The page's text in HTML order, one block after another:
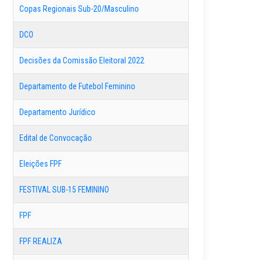
Copas Regionais Sub-20/Masculino
DCO
Decisões da Comissão Eleitoral 2022
Departamento de Futebol Feminino
Departamento Jurídico
Edital de Convocação
Eleições FPF
FESTIVAL SUB-15 FEMININO
FPF
FPF REALIZA